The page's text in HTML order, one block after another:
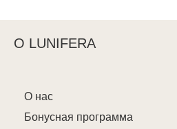
О LUNIFERA
О нас
Бонусная программа